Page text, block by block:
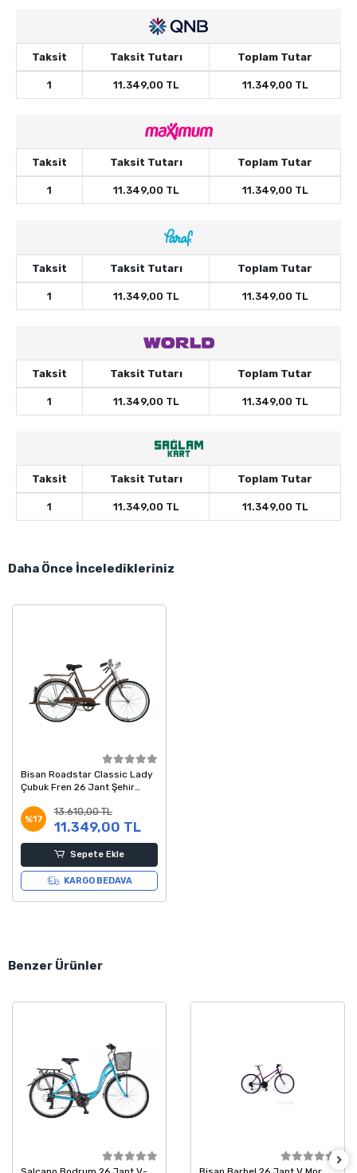
Taksit Taksit Tutarı Toplam Tutar
1 11.349,00 TL 11.349,00 TL
Taksit Taksit Tutarı Toplam Tutar
1 11.349,00 TL 11.349,00 TL
Taksit Taksit Tutarı Toplam Tutar
1 11.349,00 TL 11.349,00 TL
Taksit Taksit Tutarı Toplam Tutar
1 11.349,00 TL 11.349,00 TL
Taksit Taksit Tutarı Toplam Tutar
1 11.349,00 TL 11.349,00 TL
Daha Önce İnceledikleriniz
Bisan Roadstar Classic Lady
Çubuk Fren 26 Jant Şehir
54 Kadro
%17
13.610,00 TL
11.349,00 TL
Sepete Ekle
KARGO BEDAVA
Benzer Ürünler